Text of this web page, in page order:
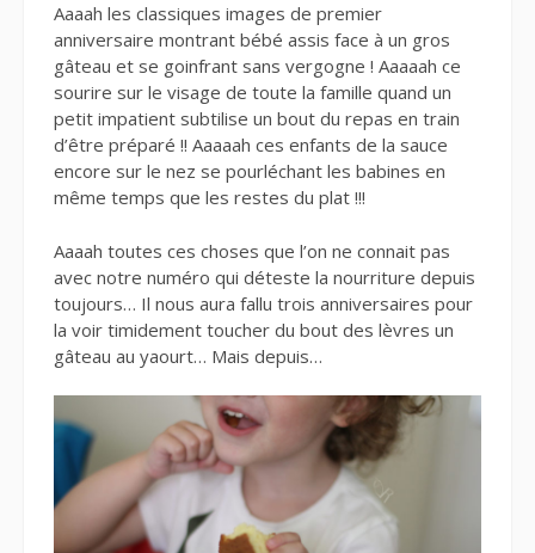
Aaaah les classiques images de premier
anniversaire montrant bébé assis face à un gros
gâteau et se goinfrant sans vergogne ! Aaaaah ce
sourire sur le visage de toute la famille quand un
petit impatient subtilise un bout du repas en train
d’être préparé !! Aaaaah ces enfants de la sauce
encore sur le nez se pourléchant les babines en
même temps que les restes du plat !!!
Aaaah toutes ces choses que l’on ne connait pas
avec notre numéro qui déteste la nourriture depuis
toujours… Il nous aura fallu trois anniversaires pour
la voir timidement toucher du bout des lèvres un
gâteau au yaourt… Mais depuis…